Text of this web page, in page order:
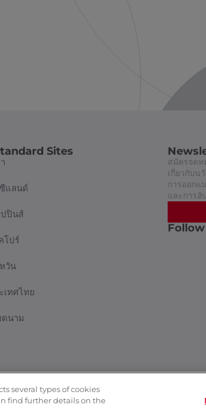
Sites
แลนด์
ปินส์
โปร์
วัน
เทศไทย
ดนาม
สมัครจดห
เกี่ยวกับน
การออกแ
และการอั
Follow
several types of cookies
find further details on the